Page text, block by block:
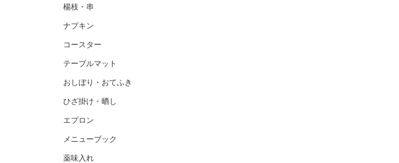
楊枝・串
ナプキン
コースター
テーブルマット
おしぼり・おてふき
ひざ掛け・晒し
エプロン
メニューブック
薬味入れ